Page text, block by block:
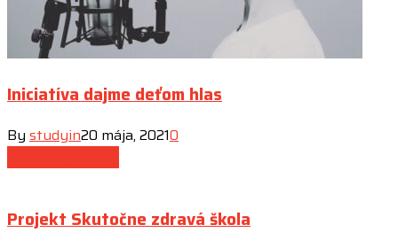
Iniciatíva dajme deťom hlas
By studyin20 mája, 20210
Projekt Skutočne zdravá škola